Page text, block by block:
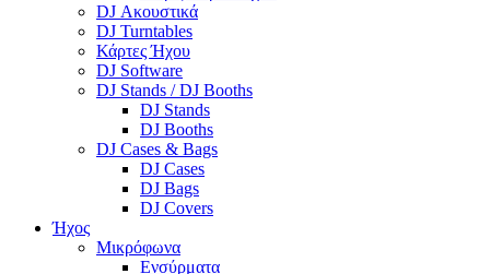
DJ Ακουστικά
DJ Turntables
Κάρτες Ήχου
DJ Software
DJ Stands / DJ Booths
DJ Stands
DJ Booths
DJ Cases & Bags
DJ Cases
DJ Bags
DJ Covers
Ήχος
Μικρόφωνα
Ενσύρματα